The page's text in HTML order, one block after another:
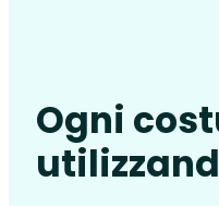
Ogni